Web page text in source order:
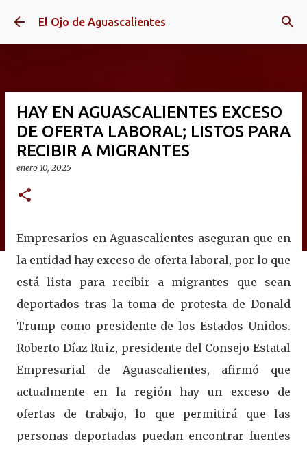
Ir al contenido principal
El Ojo de Aguascalientes
HAY EN AGUASCALIENTES EXCESO
DE OFERTA LABORAL; LISTOS PARA
RECIBIR A MIGRANTES
enero 10, 2025
Empresarios en Aguascalientes aseguran que en
la entidad hay exceso de oferta laboral, por lo que
está lista para recibir a migrantes que sean
deportados tras la toma de protesta de Donald
Trump como presidente de los Estados Unidos.
Roberto Díaz Ruiz, presidente del Consejo Estatal
Empresarial de Aguascalientes, afirmó que
actualmente en la región hay un exceso de
ofertas de trabajo, lo que permitirá que las
personas deportadas puedan encontrar fuentes